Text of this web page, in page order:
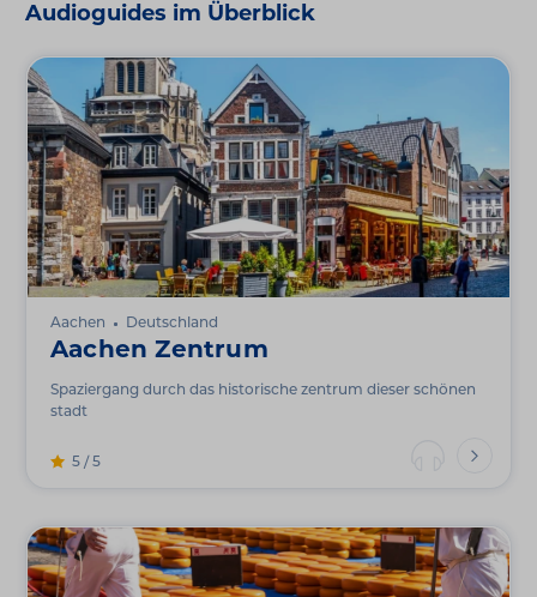
Audioguides im Überblick
Aachen Deutschland
Aachen Zentrum
Spaziergang durch das historische zentrum dieser schönen
stadt
5 / 5